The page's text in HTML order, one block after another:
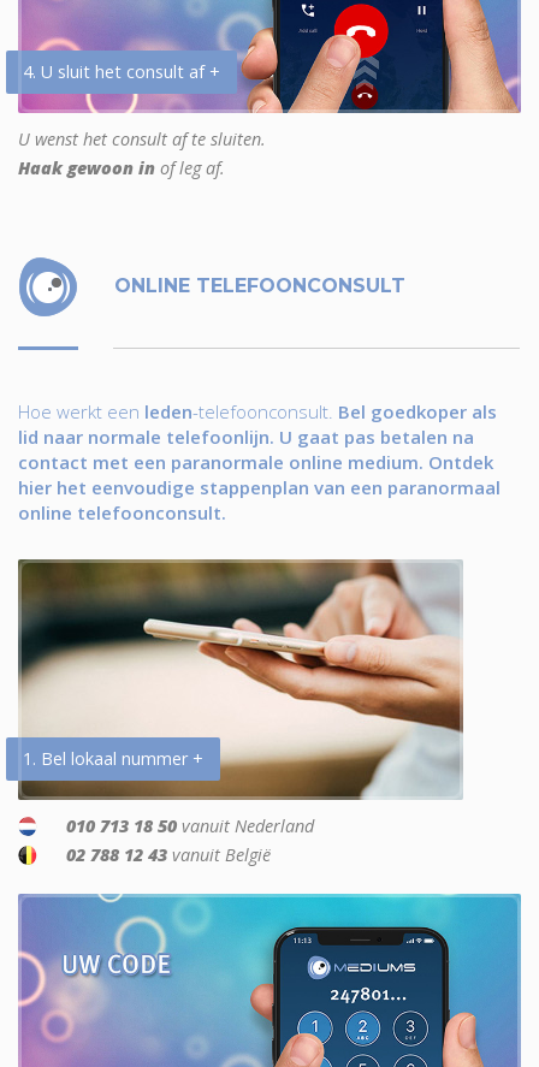
4. U sluit het consult af +
U wenst het consult af te sluiten.
Haak gewoon in of leg af.
ONLINE TELEFOONCONSULT
Hoe werkt een leden-telefoonconsult. Bel goedkoper als
lid naar normale telefoonlijn. U gaat pas betalen na
contact met een paranormale online medium. Ontdek
hier het eenvoudige stappenplan van een paranormaal
online telefoonconsult.
1. Bel lokaal nummer +
010 713 18 50 vanuit Nederland
02 788 12 43 vanuit België